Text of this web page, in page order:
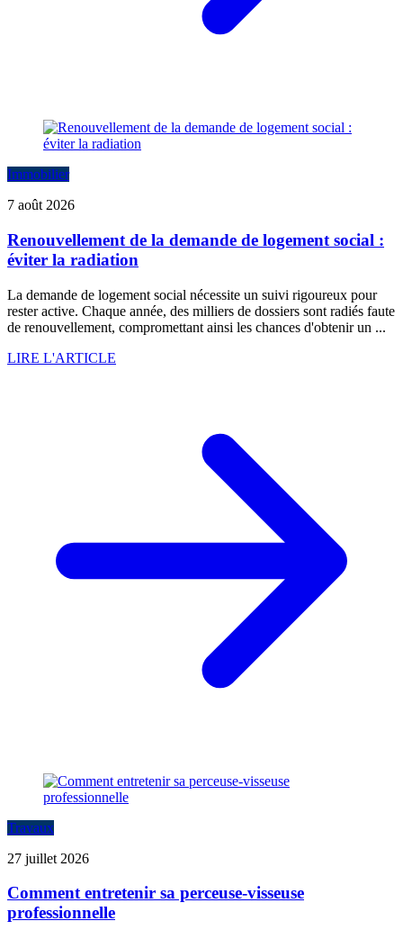
Immobilier
7 août 2026
Renouvellement de la demande de logement social :
éviter la radiation
La demande de logement social nécessite un suivi rigoureux pour
rester active. Chaque année, des milliers de dossiers sont radiés faute
de renouvellement, compromettant ainsi les chances d'obtenir un ...
LIRE L'ARTICLE
Travaux
27 juillet 2026
Comment entretenir sa perceuse-visseuse
professionnelle